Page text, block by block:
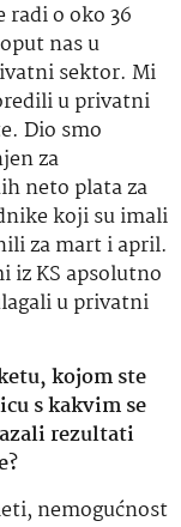
o oko 36
nas u
sektor. Mi
u privatni
Dio smo
za
neto plata za
koji su imali
za mart i april.
iz KS apsolutno
u privatni
kojom ste
s kakvim se
rezultati
nemogućnost